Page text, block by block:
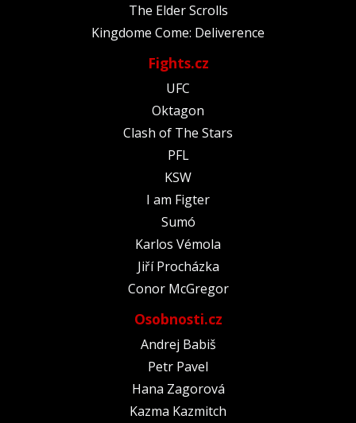
The Elder Scrolls
Kingdome Come: Deliverence
Fights.cz
UFC
Oktagon
Clash of The Stars
PFL
KSW
I am Figter
Sumó
Karlos Vémola
Jiří Procházka
Conor McGregor
Osobnosti.cz
Andrej Babiš
Petr Pavel
Hana Zagorová
Kazma Kazmitch